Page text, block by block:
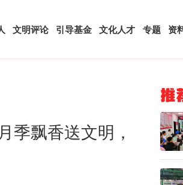
文明评论 引导基金 文化人才 专题 资
季飘香送文明，
推